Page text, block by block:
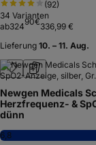
(92)
34 Varianten
ab32490€336,99 €
Lieferung 10. – 11. Aug.
Newgen Medicals
Herzfrequenz- &
dünn
6,8